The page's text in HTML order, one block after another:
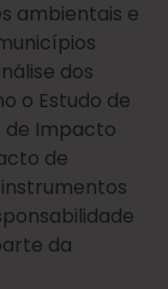
ambientais e
dos
o Estudo de
de Impacto
de
da